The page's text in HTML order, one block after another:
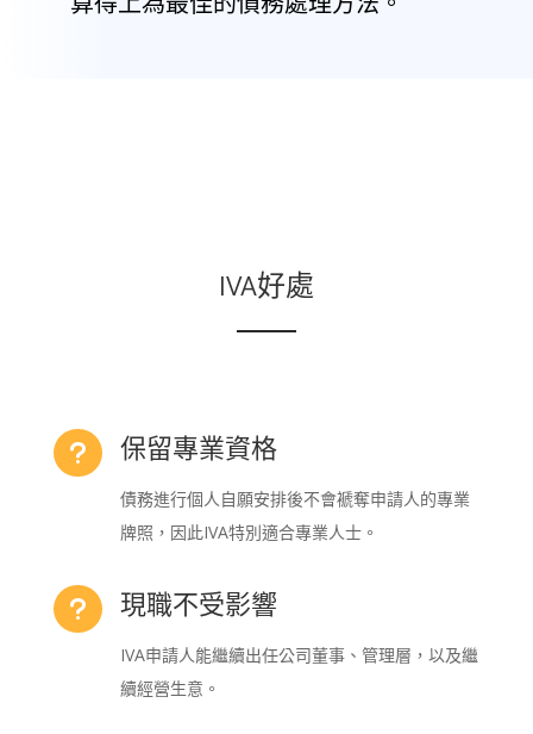
IVA好處
u 保留專業資格
債務進行個人自願安排後不會褫奪申請人的專業
牌照，因此IVA特別適合專業人士。
u 現職不受影響
IVA申請人能繼續出任公司董事、管理層，以及繼
續經營生意。